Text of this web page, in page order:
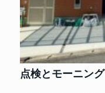
点検とモーニング